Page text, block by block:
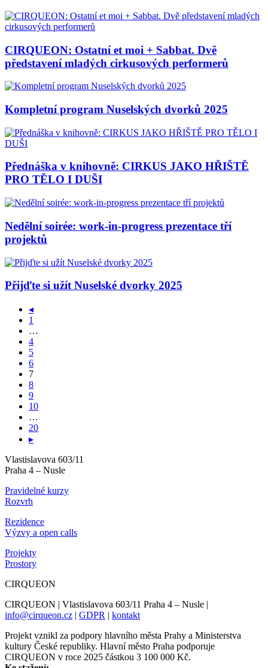
CIRQUEON: Ostatní et moi + Sabbat. Dvě
představení mladých cirkusových performerů
Kompletní program Nuselských dvorků 2025
Přednáška v knihovně: CIRKUS JAKO HŘIŠTĚ
PRO TĚLO I DUŠI
Nedělní soirée: work-in-progress prezentace tří
projektů
Přijďte si užít Nuselské dvorky 2025
◂
1
…
4
5
6
7
8
9
10
…
20
▸
Vlastislavova 603/11
Praha 4 – Nusle
Pravidelné kurzy
Rozvrh
Rezidence
Výzvy a open calls
Projekty
Prostory
CIRQUEON
CIRQUEON | Vlastislavova 603/11 Praha 4 – Nusle |
info@cirqueon.cz | GDPR | kontakt
Projekt vznikl za podpory hlavního města Prahy a Ministerstva
kultury České republiky. Hlavní město Praha podporuje
CIRQUEON v roce 2025 částkou 3 100 000 Kč.